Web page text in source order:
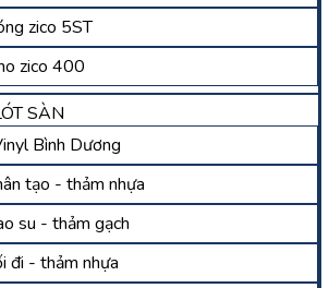
zico 5ST
zico 400
SÀN
Bình Dương
tạo - thảm nhựa
su - thảm gạch
đi - thảm nhựa